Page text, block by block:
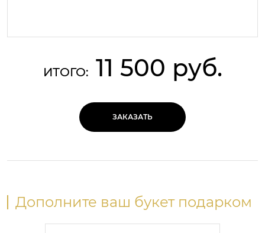
ИТОГО: 11 500 руб.
ЗАКАЗАТЬ
Дополните ваш букет подарком